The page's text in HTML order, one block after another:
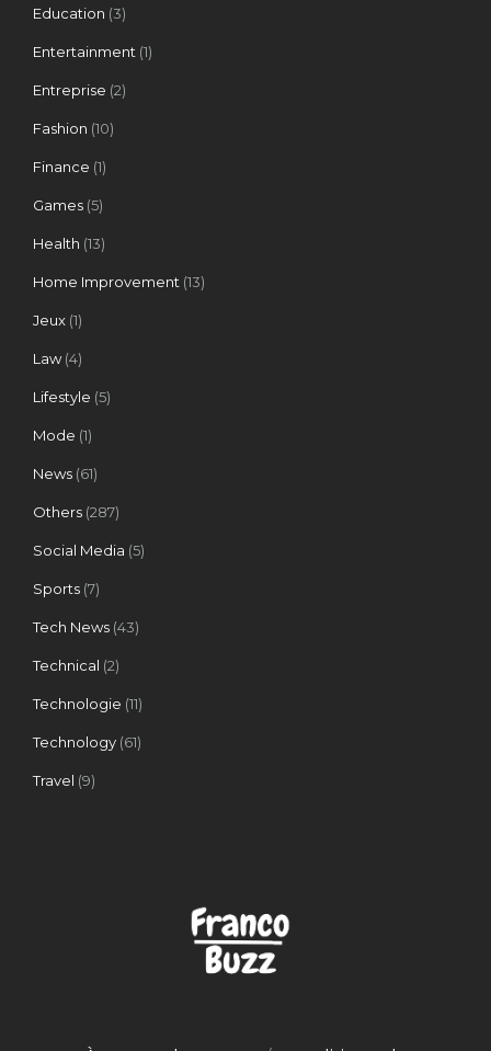
Education (3)
Entertainment (1)
Entreprise (2)
Fashion (10)
Finance (1)
Games (5)
Health (13)
Home Improvement (13)
Jeux (1)
Law(4)
Lifestyle (5)
Mode (1)
News (61)
Others (287)
Social Media (5)
Sports (7)
Tech News (43)
Technical (2)
Technologie (11)
Technology (61)
Travel (9)